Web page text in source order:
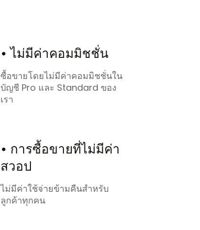
• ไม่มีค่าคอมมิชชั่น
ซื้อขายโดยไม่มีค่าคอมมิชชั่นใน
บัญชี Pro และ Standard ของ
เรา
• การซื้อขายที่ไม่มีค่า
สวอป
ไม่มีค่าใช้จ่ายข้ามคืนสำหรับ
ลูกค้าทุกคน